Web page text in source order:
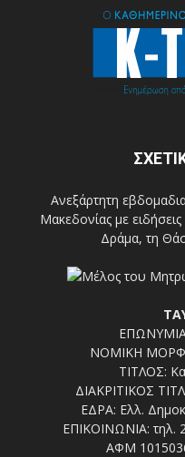
Ανεξάρτητη
Μακεδονίας με
Δράμα, τη
ΕΠΩΝΥΜΙΑ:
ΝΟΜΙΚΗ
ΤΙΤΛΟΣ:
ΔΙΑΚΡΙΤΙΚΟΣ
ΕΔΡΑ: Ελλ.
ΕΠΙΚΟΙΝΩΝΙΑ: τηλ.
ΑΦΜ